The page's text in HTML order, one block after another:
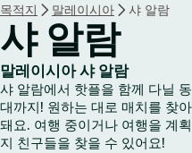
r
목적지 말레이시아 샤 알람
샤 알람
말레이시아 샤 알람
샤 알람에서 핫플을 함께 다닐
대까지! 원하는 대로 매치를 찾
돼요. 여행 중이거나 여행을 계
지 친구들을 찾을 수 있어요!